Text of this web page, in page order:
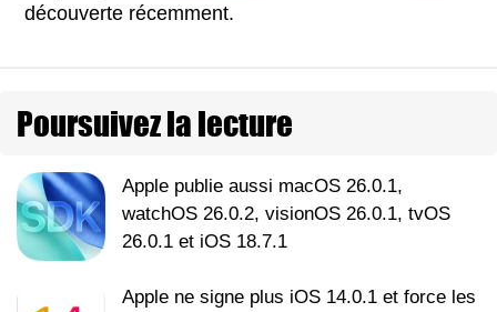
découverte récemment.
Poursuivez la lecture
Apple publie aussi macOS 26.0.1,
watchOS 26.0.2, visionOS 26.0.1, tvOS
26.0.1 et iOS 18.7.1
Apple ne signe plus iOS 14.0.1 et force les